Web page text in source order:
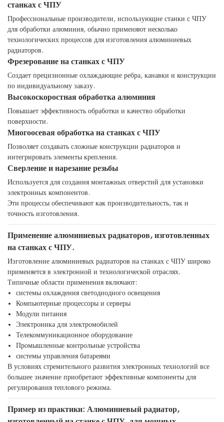
станках с ЧПУ
Профессиональные производители, использующие станки с ЧПУ
для обработки алюминия, обычно применяют несколько
технологических процессов для изготовления алюминиевых
радиаторов.
Фрезерование на станках с ЧПУ
Создает прецизионные охлаждающие ребра, канавки и конструкции
по индивидуальному заказу.
Высокоскоростная обработка алюминия
Повышает эффективность обработки и качество обработки
поверхности.
Многоосевая обработка на станках с ЧПУ
Позволяет создавать сложные конструкции радиаторов и
интегрировать элементы крепления.
Сверление и нарезание резьбы
Используется для создания монтажных отверстий для установки
электронных компонентов.
Эти процессы обеспечивают как производительность, так и
точность изготовления.
Применение алюминиевых радиаторов, изготовленных
на станках с ЧПУ.
Изготовление алюминиевых радиаторов на станках с ЧПУ широко
применяется в электронной и технологической отраслях.
Типичные области применения включают:
системы охлаждения светодиодного освещения
Компьютерные процессоры и серверы
Модули питания
Электроника для электромобилей
Телекоммуникационное оборудование
Промышленные контрольные устройства
системы управления батареями
В условиях стремительного развития электронных технологий все
большее значение приобретают эффективные компоненты для
регулирования теплового режима.
Пример из практики: Алюминиевый радиатор,